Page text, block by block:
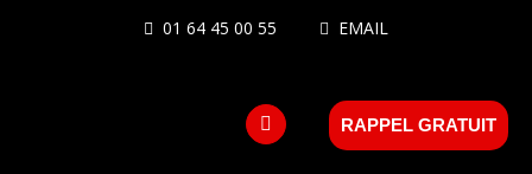
01 64 45 00 55 EMAIL
facebook RAPPEL GRATUIT